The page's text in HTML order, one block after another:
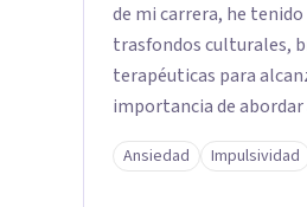
de mi carrera, he
trasfondos culturales,
terapéuticas para
importancia de
conexión entre mente,
con el bienestar de mis
Ansiedad Impulsividad